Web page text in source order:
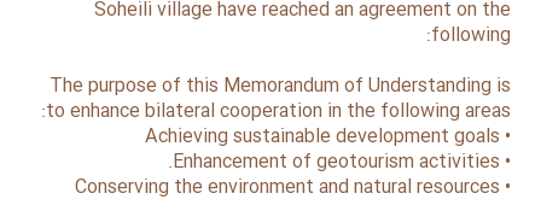
Soheili village have reached an agreement on the
following:
The purpose of this Memorandum of Understanding is
to enhance bilateral cooperation in the following areas:
• Achieving sustainable development goals
• Enhancement of geotourism activities.
• Conserving the environment and natural resources